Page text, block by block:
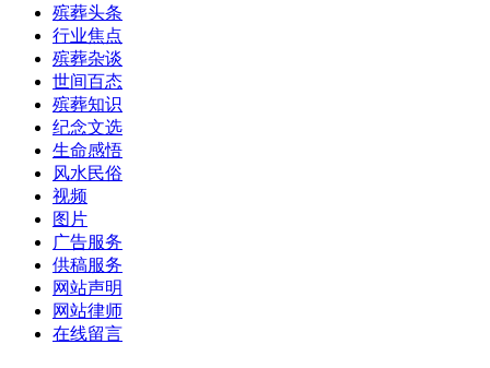
殡葬头条
行业焦点
殡葬杂谈
世间百态
殡葬知识
纪念文选
生命感悟
风水民俗
视频
图片
广告服务
供稿服务
网站声明
网站律师
在线留言